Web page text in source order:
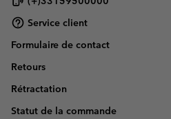
Service client
Formulaire de contact
Retours
Rétractation
Statut de la commande